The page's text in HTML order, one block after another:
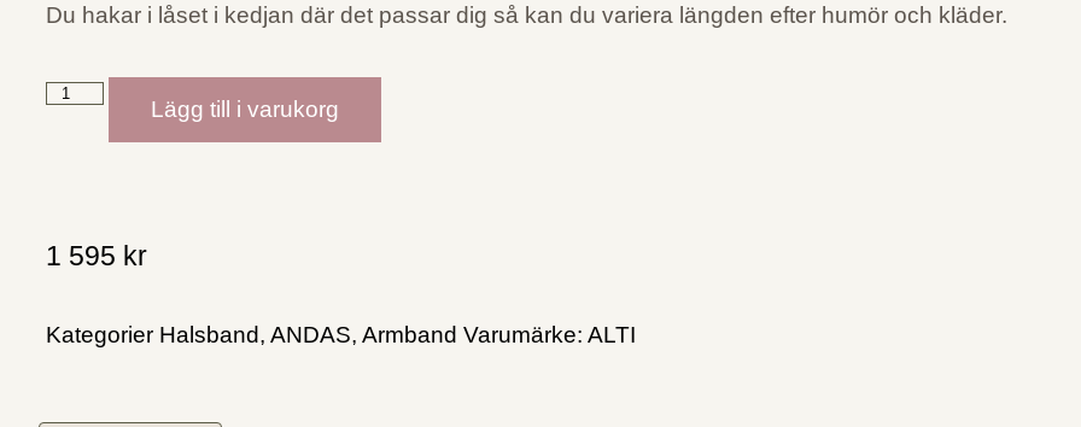
Du hakar i låset i kedjan där det passar dig så kan du variera längden efter humör och kläder.
Lägg till i varukorg
1 595 kr
Kategorier Halsband, ANDAS, Armband Varumärke: ALTI